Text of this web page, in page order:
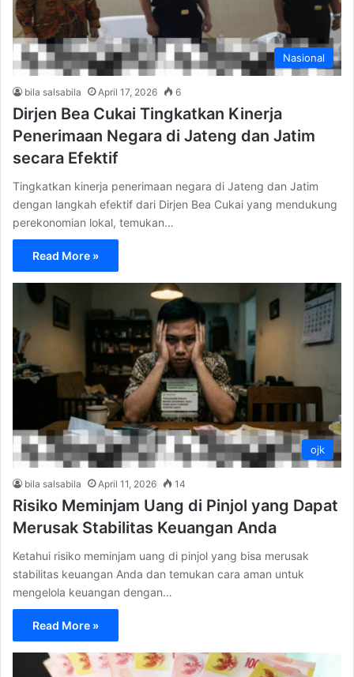
Nasional
bila salsabila April 17, 2026 6
Dirjen Bea Cukai Tingkatkan Kinerja
Penerimaan Negara di Jateng dan Jatim
secara Efektif
Tingkatkan kinerja penerimaan negara di Jateng dan Jatim
dengan langkah efektif dari Dirjen Bea Cukai yang mendukung
perekonomian lokal, temukan…
Read More »
ojk
bila salsabila April 11, 2026 14
Risiko Meminjam Uang di Pinjol yang Dapat
Merusak Stabilitas Keuangan Anda
Ketahui risiko meminjam uang di pinjol yang bisa merusak
stabilitas keuangan Anda dan temukan cara aman untuk
mengelola keuangan dengan…
Read More »